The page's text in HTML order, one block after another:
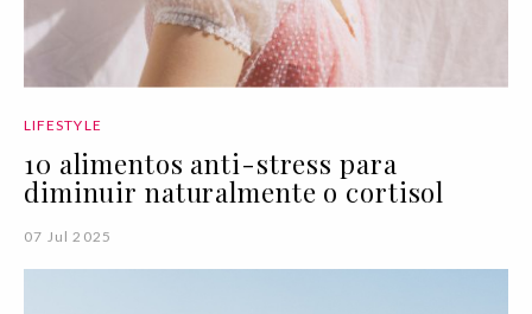
LIFESTYLE
10 alimentos anti-stress para
diminuir naturalmente o cortisol
07 Jul 2025